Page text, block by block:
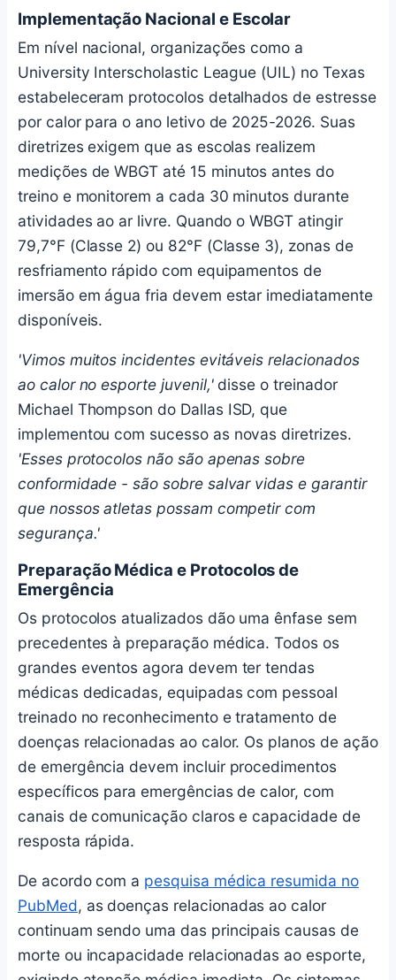
Implementação Nacional e Escolar
Em nível nacional, organizações como a
University Interscholastic League (UIL) no Texas
estabeleceram protocolos detalhados de estresse
por calor para o ano letivo de 2025-2026. Suas
diretrizes exigem que as escolas realizem
medições de WBGT até 15 minutos antes do
treino e monitorem a cada 30 minutos durante
atividades ao ar livre. Quando o WBGT atingir
79,7°F (Classe 2) ou 82°F (Classe 3), zonas de
resfriamento rápido com equipamentos de
imersão em água fria devem estar imediatamente
disponíveis.
'Vimos muitos incidentes evitáveis relacionados
ao calor no esporte juvenil,'disse o treinador
Michael Thompson do Dallas ISD, que
implementou com sucesso as novas diretrizes.
'Esses protocolos não são apenas sobre
conformidade - são sobre salvar vidas e garantir
que nossos atletas possam competir com
segurança.'
Preparação Médica e Protocolos de
Emergência
Os protocolos atualizados dão uma ênfase sem
precedentes à preparação médica. Todos os
grandes eventos agora devem ter tendas
médicas dedicadas, equipadas com pessoal
treinado no reconhecimento e tratamento de
doenças relacionadas ao calor. Os planos de ação
de emergência devem incluir procedimentos
específicos para emergências de calor, com
canais de comunicação claros e capacidade de
resposta rápida.
De acordo com a pesquisa médica resumida no
PubMed, as doenças relacionadas ao calor
continuam sendo uma das principais causas de
morte ou incapacidade relacionadas ao esporte,